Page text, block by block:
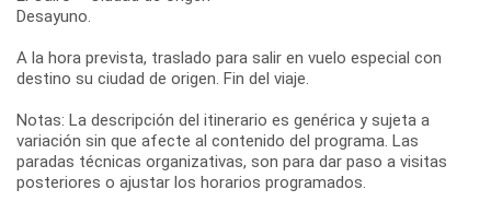
Desayuno.
A la hora prevista, traslado para salir en vuelo especial con
destino su ciudad de origen. Fin del viaje.
Notas: La descripción del itinerario es genérica y sujeta a
variación sin que afecte al contenido del programa. Las
paradas técnicas organizativas, son para dar paso a visitas
posteriores o ajustar los horarios programados.